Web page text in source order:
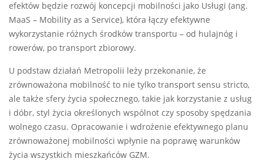
efektów będzie rozwój koncepcji mobilności jako Usługi (ang.
MaaS – Mobility as a Service), która łączy efektywne
wykorzystanie różnych środków transportu – od hulajnóg i
rowerów, po transport zbiorowy.
U podstaw działań Metropolii leży przekonanie, że
zrównoważona mobilność to nie tylko transport sensu stricto,
ale także sfery życia społecznego, takie jak korzystanie z usług
i dóbr, styl życia określonych wspólnot czy sposoby spędzania
wolnego czasu. Opracowanie i wdrożenie efektywnego planu
zrównoważonej mobilności wpłynie na poprawę warunków
życia wszystkich mieszkańców GZM.